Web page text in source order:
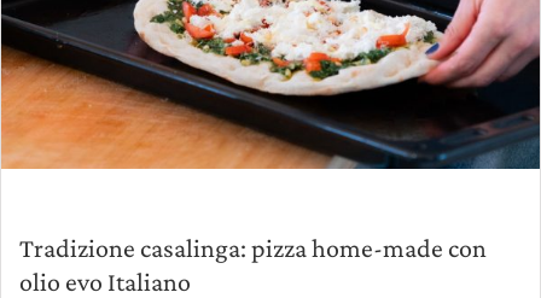
Tradizione casalinga: pizza home-made con
olio evo Italiano